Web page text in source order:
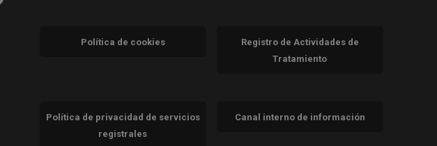
nueva)nueva)
(abre en ventana nueva)
Política de cookies
Registro de Actividades de
Tratamiento
Política de privacidad de servicios
registrales
Canal interno de información